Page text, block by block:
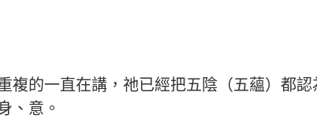
複的一直在講，祂已經把五陰（五蘊）都
、意。